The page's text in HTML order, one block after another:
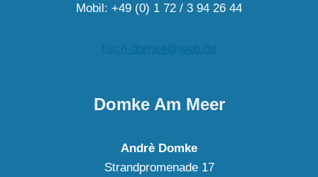
Mobil: +49 (0) 1 72 / 3 94 26 44
fisch-domke@web.de
Domke Am Meer
Andrè Domke
Strandpromenade 17